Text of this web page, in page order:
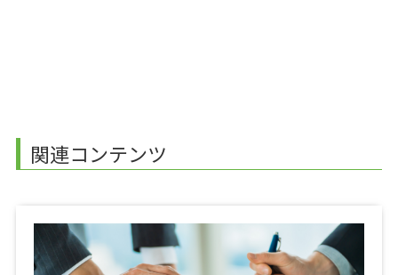
関連コンテンツ